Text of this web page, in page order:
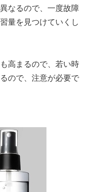
なるので、一度故障
量を見つけていくし
高まるので、若い時
ので、注意が必要で